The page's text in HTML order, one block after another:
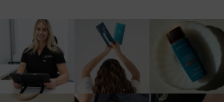
10 0 3 0 1 0
3 0